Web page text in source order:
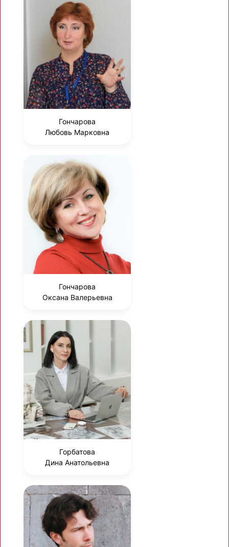
Гончарова
Любовь Марковна
Гончарова
Оксана Валерьевна
Горбатова
Дина Анатольевна